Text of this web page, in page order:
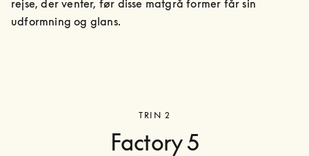
rejse, der venter, før disse matgrå former får sin
udformning og glans.
TRIN 2
Factory 5